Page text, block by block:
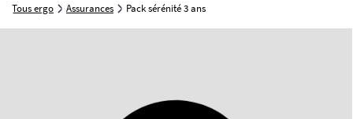
Tous ergo Assurances Pack sérénité 3 ans